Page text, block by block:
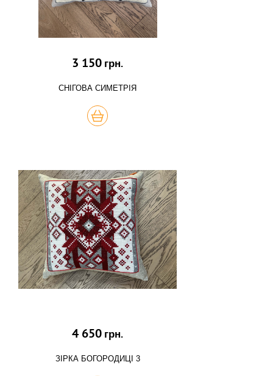
3 150 грн.
СНІГОВА СИМЕТРІЯ
КУПИТЬ
4 650 грн.
ЗІРКА БОГОРОДИЦІ 3